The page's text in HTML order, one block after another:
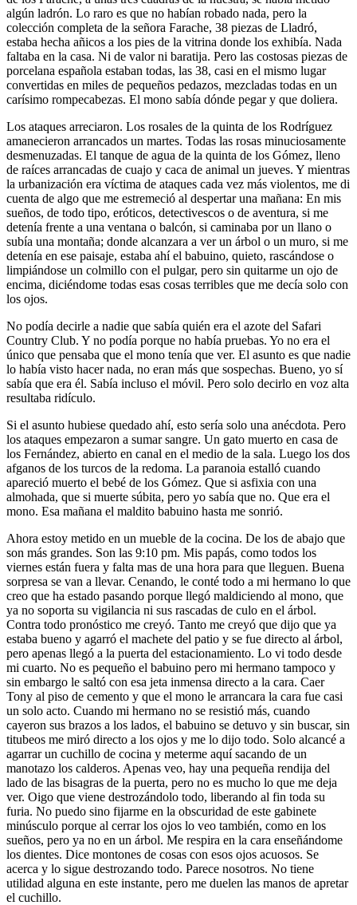
algún ladrón. Lo raro es que no habían robado nada, pero la
colección completa de la señora Farache, 38 piezas de Lladró,
estaba hecha añicos a los pies de la vitrina donde los exhibía. Nada
faltaba en la casa. Ni de valor ni baratija. Pero las costosas piezas de
porcelana española estaban todas, las 38, casi en el mismo lugar
convertidas en miles de pequeños pedazos, mezcladas todas en un
carísimo rompecabezas. El mono sabía dónde pegar y que doliera.
Los ataques arreciaron. Los rosales de la quinta de los Rodríguez
amanecieron arrancados un martes. Todas las rosas minuciosamente
desmenuzadas. El tanque de agua de la quinta de los Gómez, lleno
de raíces arrancadas de cuajo y caca de animal un jueves. Y mientras
la urbanización era víctima de ataques cada vez más violentos, me di
cuenta de algo que me estremeció al despertar una mañana: En mis
sueños, de todo tipo, eróticos, detectivescos o de aventura, si me
detenía frente a una ventana o balcón, si caminaba por un llano o
subía una montaña; donde alcanzara a ver un árbol o un muro, si me
detenía en ese paisaje, estaba ahí el babuino, quieto, rascándose o
limpiándose un colmillo con el pulgar, pero sin quitarme un ojo de
encima, diciéndome todas esas cosas terribles que me decía solo con
los ojos.
No podía decirle a nadie que sabía quién era el azote del Safari
Country Club. Y no podía porque no había pruebas. Yo no era el
único que pensaba que el mono tenía que ver. El asunto es que nadie
lo había visto hacer nada, no eran más que sospechas. Bueno, yo sí
sabía que era él. Sabía incluso el móvil. Pero solo decirlo en voz alta
resultaba ridículo.
Si el asunto hubiese quedado ahí, esto sería solo una anécdota. Pero
los ataques empezaron a sumar sangre. Un gato muerto en casa de
los Fernández, abierto en canal en el medio de la sala. Luego los dos
afganos de los turcos de la redoma. La paranoia estalló cuando
apareció muerto el bebé de los Gómez. Que si asfixia con una
almohada, que si muerte súbita, pero yo sabía que no. Que era el
mono. Esa mañana el maldito babuino hasta me sonrió.
Ahora estoy metido en un mueble de la cocina. De los de abajo que
son más grandes. Son las 9:10 pm. Mis papás, como todos los
viernes están fuera y falta mas de una hora para que lleguen. Buena
sorpresa se van a llevar. Cenando, le conté todo a mi hermano lo que
creo que ha estado pasando porque llegó maldiciendo al mono, que
ya no soporta su vigilancia ni sus rascadas de culo en el árbol.
Contra todo pronóstico me creyó. Tanto me creyó que dijo que ya
estaba bueno y agarró el machete del patio y se fue directo al árbol,
pero apenas llegó a la puerta del estacionamiento. Lo vi todo desde
mi cuarto. No es pequeño el babuino pero mi hermano tampoco y
sin embargo le saltó con esa jeta inmensa directo a la cara. Caer
Tony al piso de cemento y que el mono le arrancara la cara fue casi
un solo acto. Cuando mi hermano no se resistió más, cuando
cayeron sus brazos a los lados, el babuino se detuvo y sin buscar, sin
titubeos me miró directo a los ojos y me lo dijo todo. Solo alcancé a
agarrar un cuchillo de cocina y meterme aquí sacando de un
manotazo los calderos. Apenas veo, hay una pequeña rendija del
lado de las bisagras de la puerta, pero no es mucho lo que me deja
ver. Oigo que viene destrozándolo todo, liberando al fin toda su
furia. No puedo sino fijarme en la obscuridad de este gabinete
minúsculo porque al cerrar los ojos lo veo también, como en los
sueños, pero ya no en un árbol. Me respira en la cara enseñándome
los dientes. Dice montones de cosas con esos ojos acuosos. Se
acerca y lo sigue destrozando todo. Parece nosotros. No tiene
utilidad alguna en este instante, pero me duelen las manos de apretar
el cuchillo.